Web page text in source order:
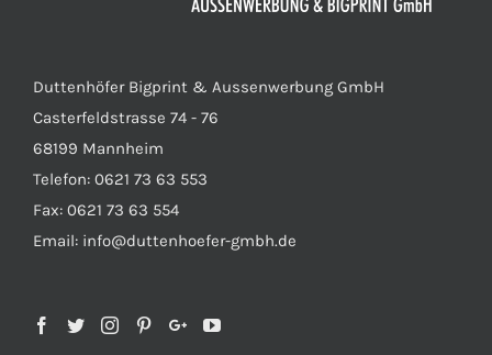
Duttenhöfer Bigprint & Aussenwerbung GmbH
Casterfeldstrasse 74 - 76
68199 Mannheim
Telefon: 0621 73 63 553
Fax: 0621 73 63 554
Email: info@duttenhoefer-gmbh.de